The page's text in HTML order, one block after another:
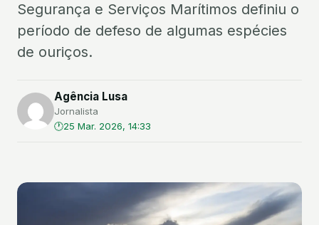
Segurança e Serviços Marítimos definiu o
período de defeso de algumas espécies
de ouriços.
Agência Lusa
Jornalista
25 Mar. 2026, 14:33